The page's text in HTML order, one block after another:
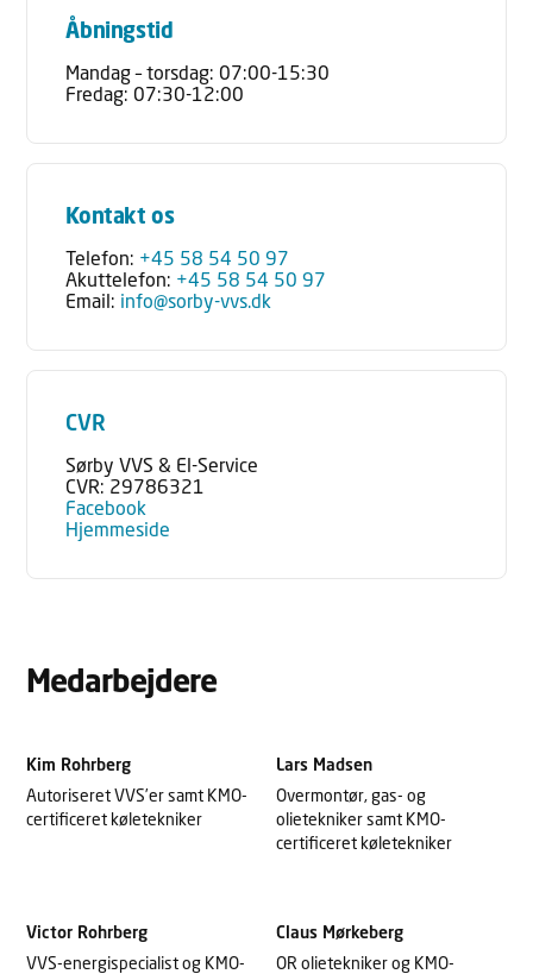
Åbningstid
Mandag – torsdag: 07:00-15:30
Fredag: 07:30-12:00
Kontakt os
Telefon: +45 58 54 50 97
Akuttelefon: +45 58 54 50 97
Email: info@sorby-vvs.dk
CVR
Sørby VVS & El-Service
CVR: 29786321
Facebook
Hjemmeside
Medarbejdere
Kim Rohrberg
Autoriseret VVS’er samt KMO-
certificeret køletekniker
Lars Madsen
Overmontør, gas- og
olietekniker samt KMO-
certificeret køletekniker
Victor Rohrberg
VVS-energispecialist og KMO-
Claus Mørkeberg
OR olietekniker og KMO-